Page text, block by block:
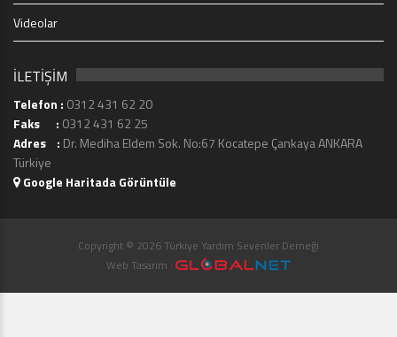
Videolar
İLETİŞİM
Telefon : 0312 431 62 20
Faks : 0312 431 62 25
Adres : Dr. Mediha Eldem Sok. No:67 Kocatepe Çankaya ANKARA
Türkiye
Google Haritada Görüntüle
Copyright © 2026 Türkiye Yardım Sevenler Derneği
Web Tasarım :